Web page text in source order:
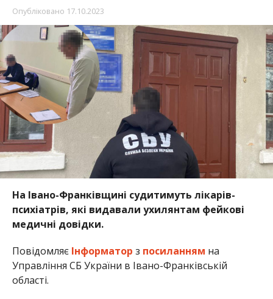
Опубліковано 17.10.2023
На Івано-Франківщині судитимуть лікарів-
психіатрів, які видавали ухилянтам фейкові
медичні довідки.
Повідомляє Інформатор з посиланням на
Управління СБ України в Івано-Франківській
області.